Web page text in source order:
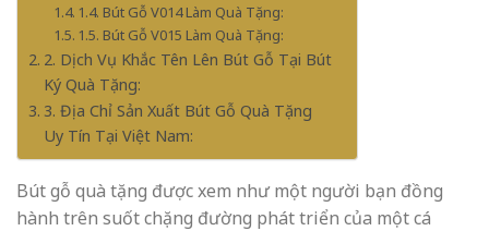
1.4. Bút Gỗ V014 Làm Quà Tặng:
1.5. Bút Gỗ V015 Làm Quà Tặng:
2. Dịch Vụ Khắc Tên Lên Bút Gỗ Tại Bút
Ký Quà Tặng:
3. Địa Chỉ Sản Xuất Bút Gỗ Quà Tặng
Uy Tín Tại Việt Nam:
Bút gỗ quà tặng được xem như một người bạn đồng
hành trên suốt chặng đường phát triển của một cá